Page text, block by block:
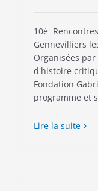
10è
Gennevilliers
Organisées
d'histoire
Fondation
programme et
Lire la suite